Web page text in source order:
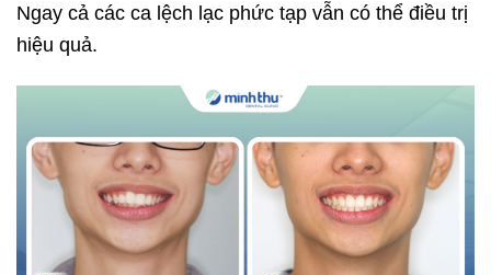
Ngay cả các ca lệch lạc phức tạp vẫn có thể điều trị
hiệu quả.